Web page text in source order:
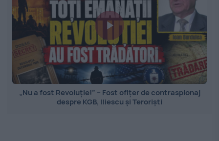
„Nu a fost Revoluție!” – Fost ofițer de contraspionaj
despre KGB, Iliescu și Teroriști